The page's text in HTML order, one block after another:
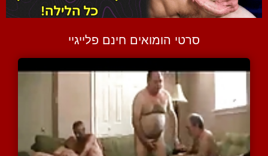
סרטי הומואים חינם פלייגיי